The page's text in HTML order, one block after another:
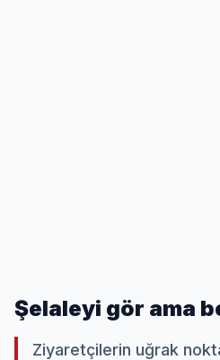
Şelaleyi gör ama
Ziyaretçilerin uğrak